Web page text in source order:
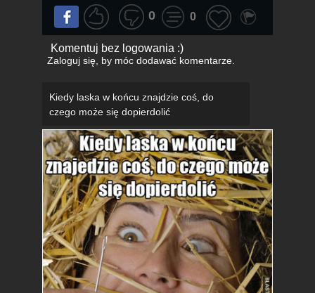
0 0
Komentuj bez logowania :)
Zaloguj się, by móc dodawać komentarze.
Kiedy laska w końcu znajdzie coś, do
czego może się dopierdolić